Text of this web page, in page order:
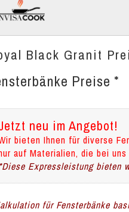
Black Granit
Preise *
neu im Angebot!
bieten Ihnen für diverse
auf Materialien, die bei
*Diese Expressleistung bieten
für Fensterbänke